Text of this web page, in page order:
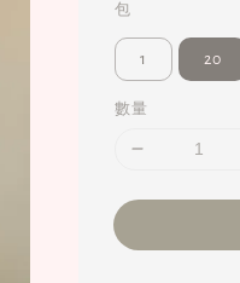
包
1 20
數量